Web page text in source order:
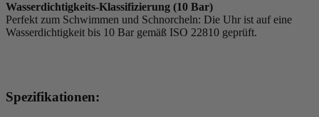
Wasserdichtigkeits-Klassifizierung (10 Bar)
Perfekt zum Schwimmen und Schnorcheln: Die Uhr ist auf eine
Wasserdichtigkeit bis 10 Bar gemäß ISO 22810 geprüft.
Spezifikationen: